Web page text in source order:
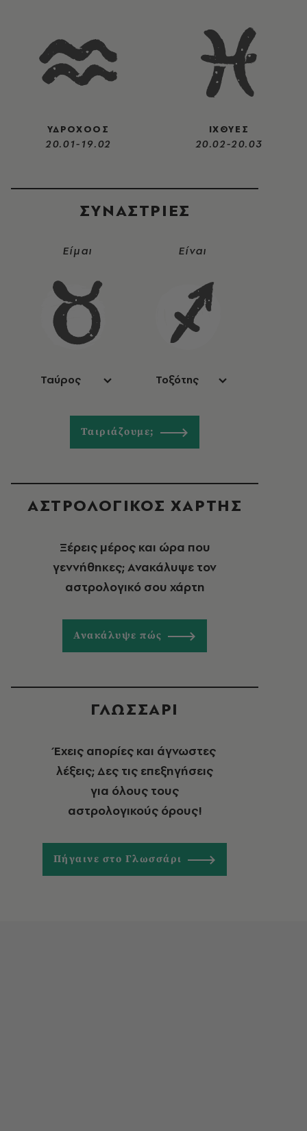
ΥΔΡΟΧΟΟΣ
20.01-19.02
ΙΧΘΥΕΣ
20.02-20.03
ΣΥΝΑΣΤΡIΕΣ
Είμαι
Ταύρος
Είναι
Τοξότης
Ταιριάζουμε;
ΑΣΤΡΟΛΟΓΙΚΟΣ ΧΑΡΤΗΣ
Ξέρεις μέρος και ώρα που
γεννήθηκες; Ανακάλυψε τον
αστρολογικό σου χάρτη
Ανακάλυψε πώς
ΓΛΩΣΣΑΡΙ
Έχεις απορίες και άγνωστες
λέξεις; Δες τις επεξηγήσεις
για όλους τους
αστρολογικούς όρους!
Πήγαινε στο Γλωσσάρι